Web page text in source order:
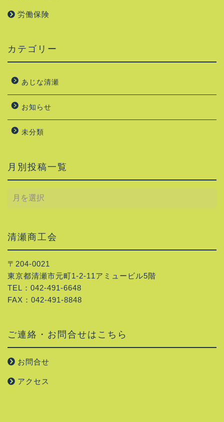
労働保険
カテゴリー
あじな清瀬
お知らせ
未分類
月別投稿一覧
別
一
清瀬商工会
〒204-0021
東京都清瀬市元町1-2-11アミュービル5階
TEL：042-491-6648
FAX：042-491-8848
ご連絡・お問合せはこちら
お問合せ
アクセス